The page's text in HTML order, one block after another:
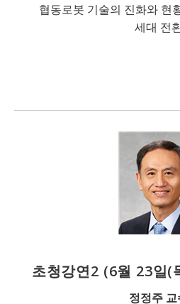
협동로봇 기술의 진화와 현
세대 전
초청강연2 (6월 23일(
정정주